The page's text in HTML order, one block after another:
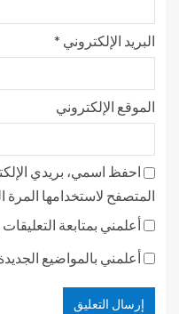
البريد الإلكتروني *
الموقع الإلكتروني
احفظ اسمي، بريدي
المتصفح لاستخدامها المرة
أعلمني بمتابعة
أعلمني بالمواضيع